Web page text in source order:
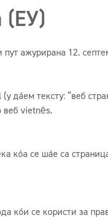
Virtuves un iekārtas
(ЕУ)
ажурирана 12.
(у даљем тексту: “веб
веб vietnēs.
која се шаље са
који се користи за